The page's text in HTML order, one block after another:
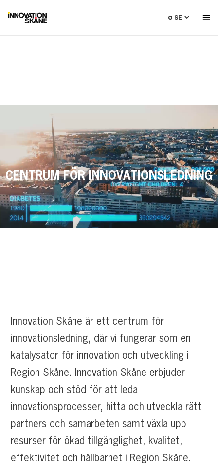
CENTRUM FÖR INNOVATIONSLEDNING
Innovation Skåne är ett centrum för
innovationsledning, där vi fungerar som en
katalysator för innovation och utveckling i
Region Skåne. Innovation Skåne erbjuder
kunskap och stöd för att leda
innovationsprocesser, hitta och utveckla rätt
partners och samarbeten samt växla upp
resurser för ökad tillgänglighet, kvalitet,
effektivitet och hållbarhet i Region Skåne.